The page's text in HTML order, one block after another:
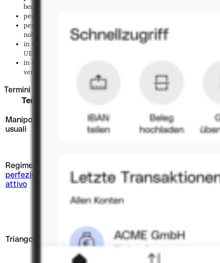
beni al Paese UE di provenienza;
per essere
per essere
, come nel caso dei
noleggi;
in caso di
, per cui si paga l’aliquota IVA nello Stato
UE di provenienza;
in caso di
versare l’IVA nel Paese di destinazione.
Termini chiave
Termine
Manipolazioni
usuali
operazioni che non alterano le
caratteristiche base del bene
Regime di
perfezionamento
attivo
destinazione e poi trasportare il
prodotto finito nel Paese UE di
provenienza
Triangolazione
che avviene con la mediazione di un
soggetto terzo che ha sede in un Paese
diverso da quello dell’impresa
importatrice e di quella esportatrice.